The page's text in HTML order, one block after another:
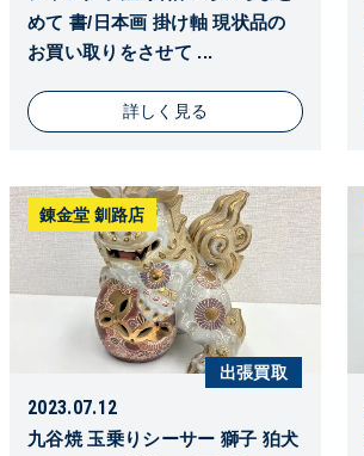
めて 書/日本画 掛け軸 現状品の
お買い取りをさせて ...
詳しく見る
錬金堂 釧路店
出張買取
2023.07.12
九谷焼 玉乗りシーサー 獅子 狛犬